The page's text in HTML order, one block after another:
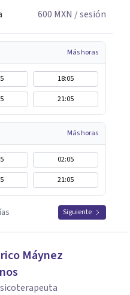
600 MXN / sesión
Más horas
18:05
21:05
Más horas
02:05
21:05
Siguiente
Máynez